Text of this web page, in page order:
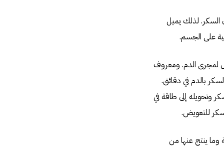
السكر. لذلك يميل
على الجسم.
لمجرى الدم. ومعروف
بالدم في دقائق.
وتحويله إلى طاقة في
للتعويض.
وما ينتج عنها من